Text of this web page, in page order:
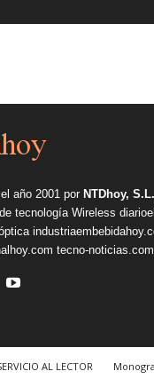
año 2001 por NTDhoy, S.L.
tecnología Wireless
tecno-noticias.com
AL LECTOR